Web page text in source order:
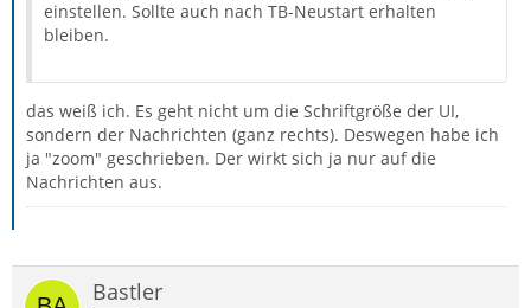
einstellen. Sollte auch nach TB-Neustart erhalten
bleiben.
das weiß ich. Es geht nicht um die Schriftgröße der UI,
sondern der Nachrichten (ganz rechts). Deswegen habe ich
ja "zoom" geschrieben. Der wirkt sich ja nur auf die
Nachrichten aus.
Bastler